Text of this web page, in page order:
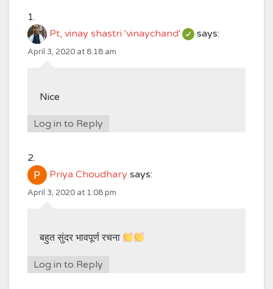
Pt, vinay shastri 'vinaychand' says:
April 3, 2020 at 8:18 am
Nice
Log in to Reply
Priya Choudhary says:
April 3, 2020 at 1:08 pm
बहुत सुंदर भावपूर्ण रचना
Log in to Reply